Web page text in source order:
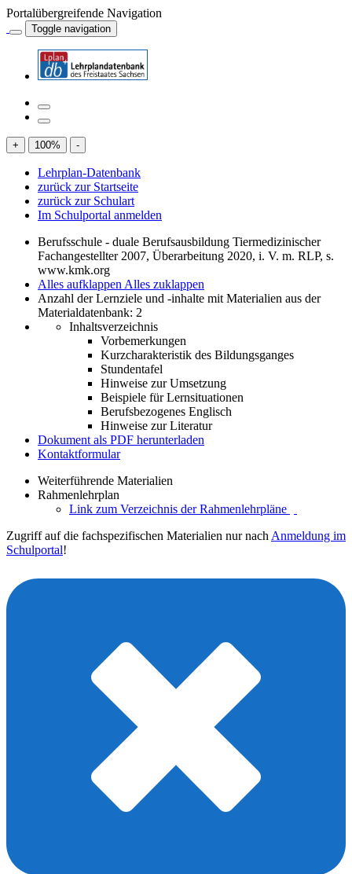
Portalübergreifende Navigation
Toggle navigation
+ 100% -
Lehrplan-Datenbank
zurück zur Startseite
zurück zur Schulart
Im Schulportal anmelden
Berufsschule - duale Berufsausbildung Tiermedizinischer
Fachangestellter 2007, Überarbeitung 2020, i. V. m. RLP, s.
www.kmk.org
Alles aufklappen Alles zuklappen
Anzahl der Lernziele und -inhalte mit Materialien aus der
Materialdatenbank: 2
Inhaltsverzeichnis
Vorbemerkungen
Kurzcharakteristik des Bildungsganges
Stundentafel
Hinweise zur Umsetzung
Beispiele für Lernsituationen
Berufsbezogenes Englisch
Hinweise zur Literatur
Dokument als PDF herunterladen
Kontaktformular
Weiterführende Materialien
Rahmenlehrplan
Link zum Verzeichnis der Rahmenlehrpläne
Zugriff auf die fachspezifischen Materialien nur nach Anmeldung im
Schulportal!